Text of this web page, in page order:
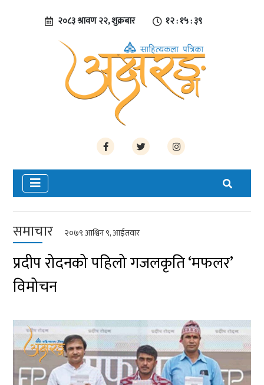
२०८३ श्रावण २२, शुक्रबार १२ : १५ : ४०
समाचार २०७९ आश्विन ९, आईतवार
प्रदीप रोदनको पहिलो गजलकृति ‘मफलर’
विमोचन